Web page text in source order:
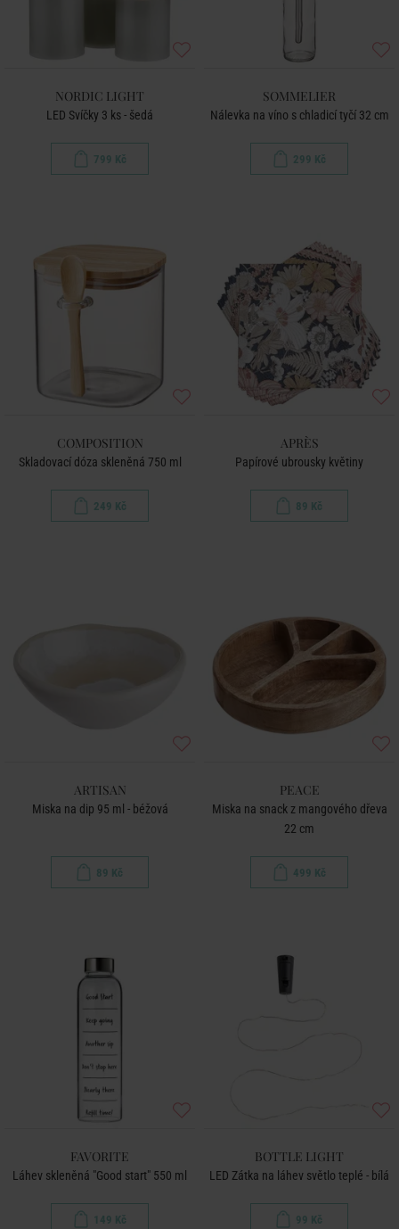
NORDIC LIGHT
LED Svíčky 3 ks - šedá
799 Kč
SOMMELIER
Nálevka na víno s chladicí tyčí 32 cm
299 Kč
COMPOSITION
Skladovací dóza skleněná 750 ml
249 Kč
APRÈS
Papírové ubrousky květiny
89 Kč
ARTISAN
Miska na dip 95 ml - béžová
89 Kč
PEACE
Miska na snack z mangového dřeva
22 cm
499 Kč
FAVORITE
Láhev skleněná "Good start" 550 ml
149 Kč
BOTTLE LIGHT
LED Zátka na láhev světlo teplé - bílá
99 Kč